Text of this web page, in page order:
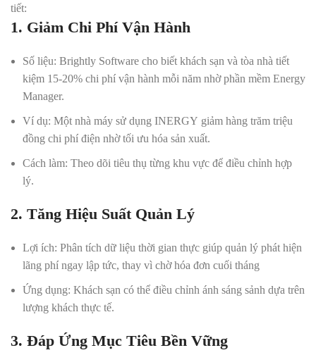
tiết:
1. Giảm Chi Phí Vận Hành
Số liệu: Brightly Software cho biết khách sạn và tòa nhà tiết
kiệm 15-20% chi phí vận hành mỗi năm nhờ phần mềm Energy
Manager.
Ví dụ: Một nhà máy sử dụng INERGY giảm hàng trăm triệu
đồng chi phí điện nhờ tối ưu hóa sản xuất.
Cách làm: Theo dõi tiêu thụ từng khu vực để điều chỉnh hợp
lý.
2. Tăng Hiệu Suất Quản Lý
Lợi ích: Phân tích dữ liệu thời gian thực giúp quản lý phát hiện
lãng phí ngay lập tức, thay vì chờ hóa đơn cuối tháng
Ứng dụng: Khách sạn có thể điều chỉnh ánh sáng sảnh dựa trên
lượng khách thực tế.
3. Đáp Ứng Mục Tiêu Bền Vững